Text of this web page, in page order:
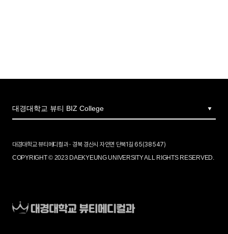
대경대학교 뷰티메디컬과 · 경북 경산시 자인면 단북1길 65(38547)
COPYRIGHT © 2023 DAEKYEUNG UNIVERSITY ALL RIGHTS RESERVED.